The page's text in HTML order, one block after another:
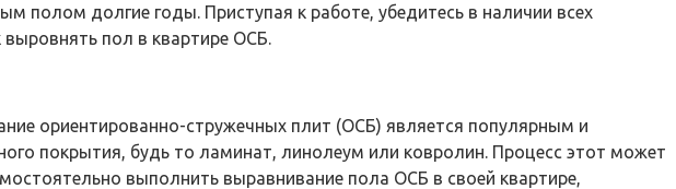
полом долгие годы. Приступая к работе, убедитесь в наличии всех
пол в квартире ОСБ.
ориентированно-стружечных плит (ОСБ) является популярным и
покрытия, будь то ламинат, линолеум или ковролин. Процесс этот может
выполнить выравнивание пола ОСБ в своей квартире,